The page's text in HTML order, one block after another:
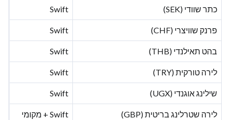
כתר שוודי (SEK) Swift
פרנק שוויצרי (CHF) Swift
בהט תאילנדי (THB) Swift
לירה טורקית (TRY) Swift
שילינג אוגנדי (UGX) Swift
לירה שטרלינג בריטית (GBP) Swift + מקומי